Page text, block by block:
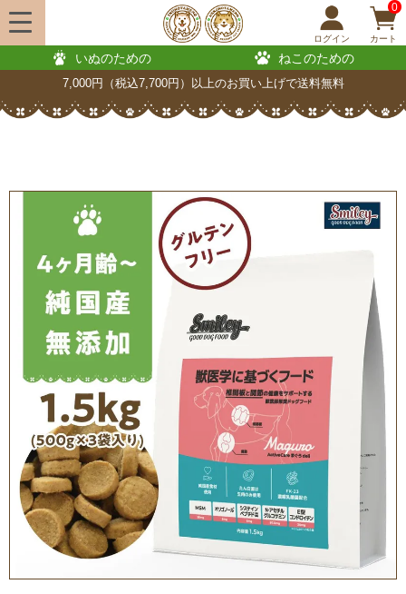
ログイン
0
カート
いぬのための ねこのための
7,000円（税込7,700円）以上のお買い上げで送料無料